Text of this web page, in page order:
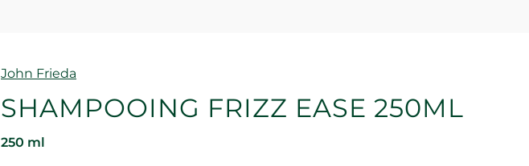
Marque
John Frieda
SHAMPOOING FRIZZ EASE 250ML
250 ml